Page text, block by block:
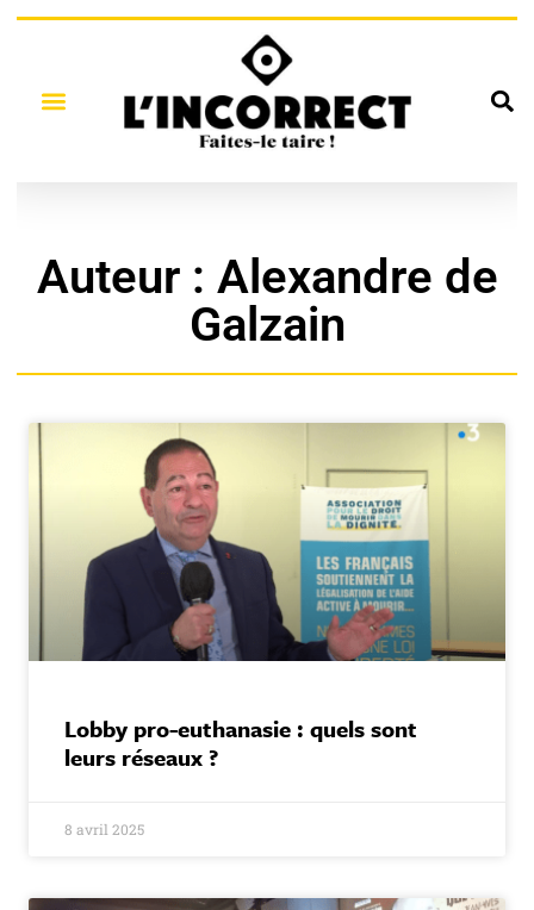
Auteur : Alexandre de
Galzain
Lobby pro-euthanasie : quels sont
leurs réseaux ?
8 avril 2025